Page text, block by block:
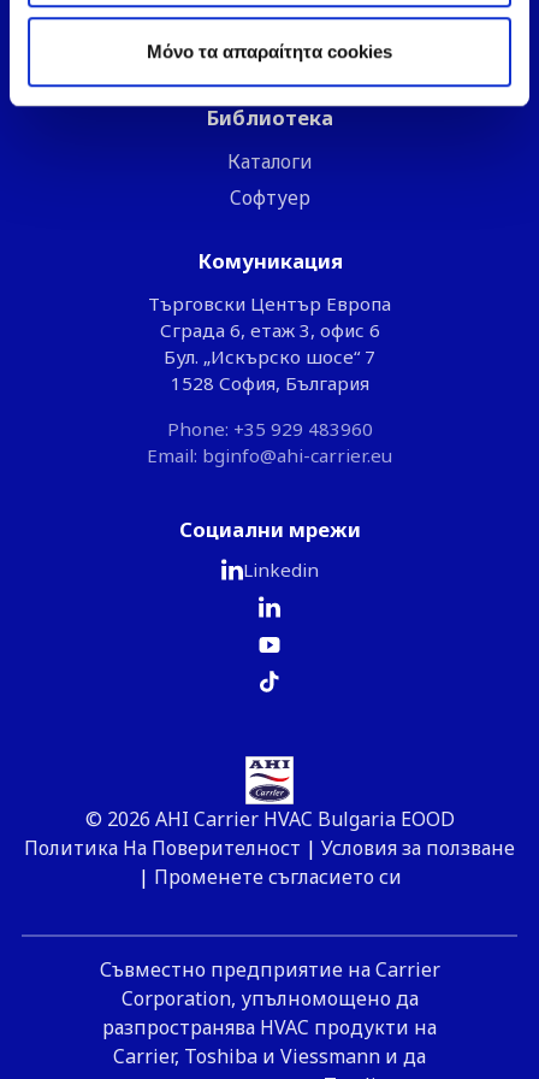
Mόνο τα απαραίτητα cookies
Корпоративни сертификати
Корпоративни политики и условия на продажбите
Библиотека
Каталоги
Софтуер
Комуникация
Търговски Център Европа
Сграда 6, етаж 3, офис 6
Бул. „Искърско шосе“ 7
1528 София, България
Phone: +35 929 483960
Email: bginfo@ahi-carrier.eu
Социални мрежи
Linkedin
© 2026 AHI Carrier HVAC Bulgaria EOOD
Политика На Поверителност | Условия за ползване
| Променете съгласието си
Съвместно предприятие на Carrier
Corporation, упълномощено да
разпространява HVAC продукти на
Carrier, Toshiba и Viessmann и да